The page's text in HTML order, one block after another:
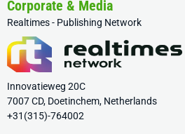
Corporate & Media
Realtimes - Publishing Network
Innovatieweg 20C
7007 CD, Doetinchem, Netherlands
+31(315)-764002